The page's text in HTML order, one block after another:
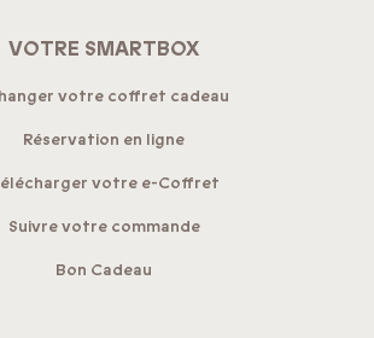
VOTRE SMARTBOX
votre coffret cadeau
Réservation en ligne
votre e-Coffret
Suivre votre commande
Bon Cadeau